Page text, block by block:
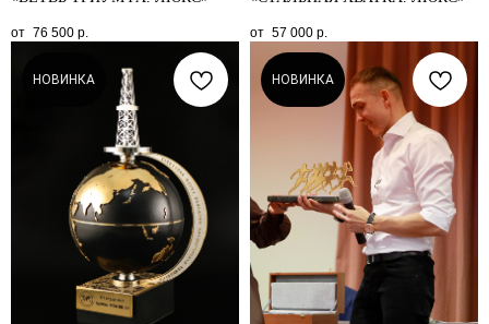
76 500 р. 57 000 р.
НОВИНКА НОВИНКА